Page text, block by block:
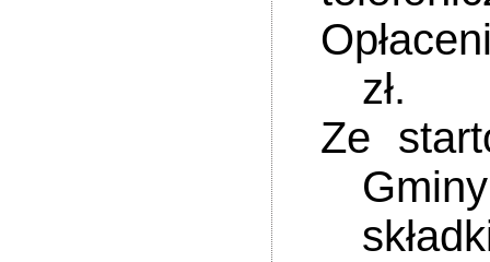
zł.
Ze